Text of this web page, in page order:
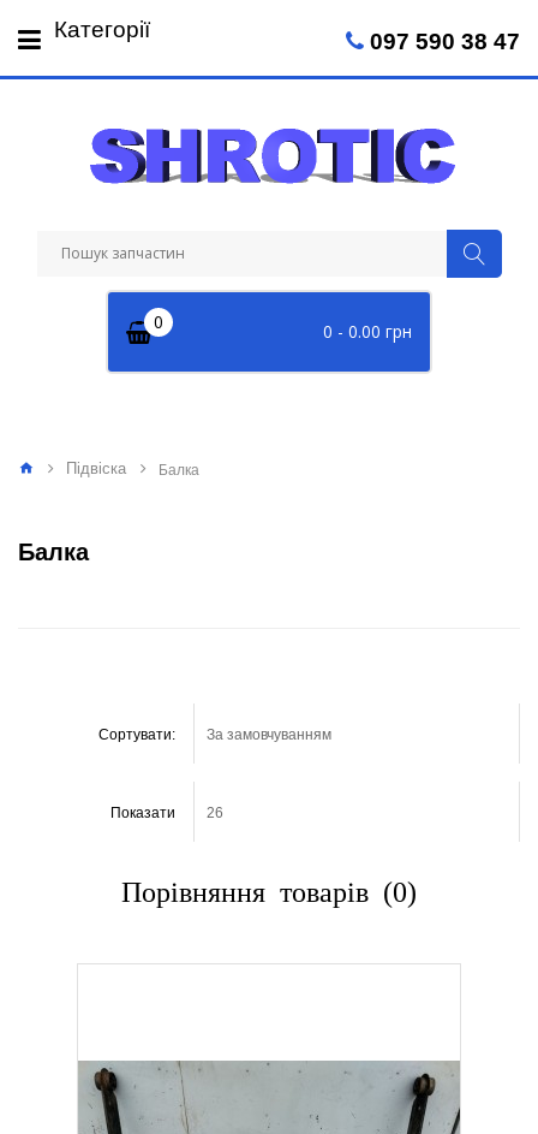
Сб: 09:00 - 14:00
0 - 0.00 грн
0
097 590 38 47
Категорії
Підвіска Балка
Балка
Сортувати:
Показати
Порівняння товарів (0)